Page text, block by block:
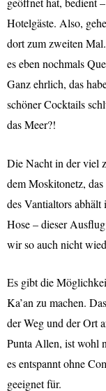
Hotelgäste. Also,
dort zum zweiten
es eben nochmals
Ganz ehrlich, das
schöner Cocktails
das Meer?!
Die Nacht in der viel
dem Moskitonetz,
des Vantialtors
Hose – dieser
wir so auch nicht
Es gibt die
Ka’an zu machen.
der Weg und der Ort
Punta Allen, ist wohl
es entspannt ohne
geeignet für.